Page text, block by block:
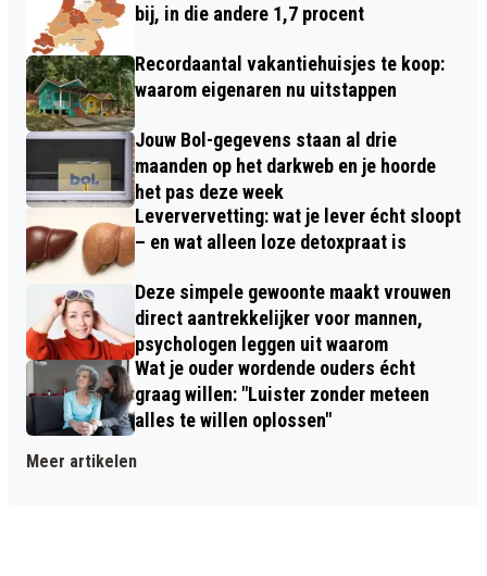
bij, in die andere 1,7 procent
Recordaantal vakantiehuisjes te koop:
waarom eigenaren nu uitstappen
Jouw Bol-gegevens staan al drie
maanden op het darkweb en je hoorde
het pas deze week
Leververvetting: wat je lever écht sloopt
– en wat alleen loze detoxpraat is
Deze simpele gewoonte maakt vrouwen
direct aantrekkelijker voor mannen,
psychologen leggen uit waarom
Wat je ouder wordende ouders écht
graag willen: "Luister zonder meteen
alles te willen oplossen"
Meer artikelen